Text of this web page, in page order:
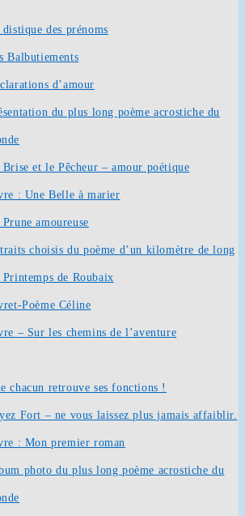
des prénoms
Balbutiements
d’amour
du plus long poème acrostiche du
Brise et le Pêcheur – amour poétique
: Une Belle à marier
amoureuse
choisis du poème d’un kilomètre de long
de Roubaix
Poème Céline
– Sur les chemins de l’aventure
chacun retrouve ses fonctions !
Fort – ne vous laissez plus jamais affaiblir.
: Mon premier roman
photo du plus long poème acrostiche du